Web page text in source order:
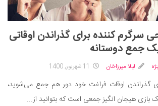
فردی
سرگرم کننده برای گذراندن اوقاتی
جمع دوستانه
لیلا میرزاخان 11 شهریور, 1400
گذراندن اوقات فراغت خود دور هم جمع می‌شوید،
بازی هیجان انگیز جمعی است که بتوانید از...